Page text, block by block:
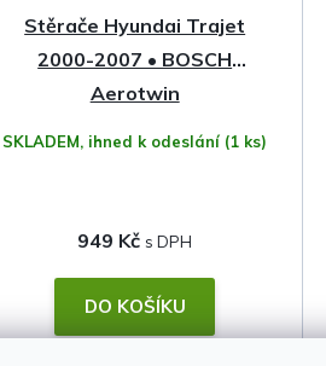
Stěrače Hyundai Trajet
2000-2007 • BOSCH
Aerotwin
SKLADEM, ihned k odeslání (1 ks)
949 Kč
DO KOŠÍKU